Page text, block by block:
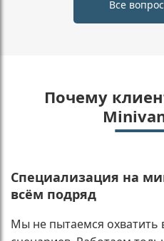
Все
Почему
Специализация на
всём подряд
Мы не пытаемся охватить